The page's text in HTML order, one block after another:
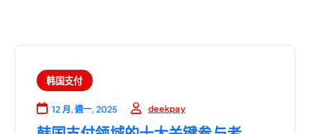
韩国支付
12 月, 週一, 2025 deekpay